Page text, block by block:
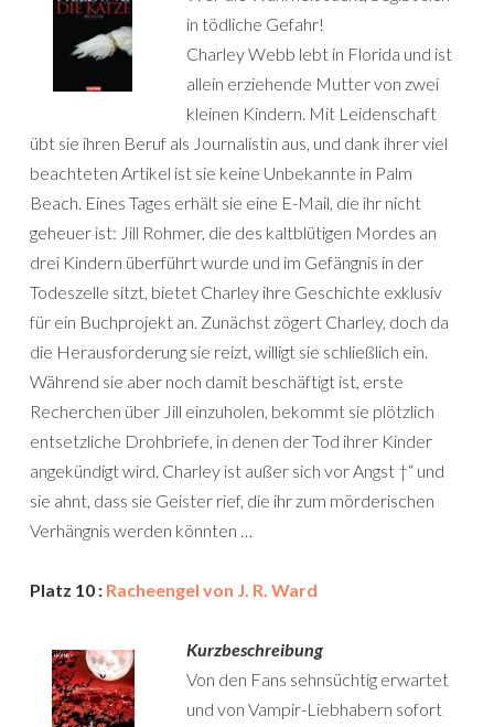
in tödliche Gefahr!
Charley Webb lebt in Florida und ist
allein erziehende Mutter von zwei
kleinen Kindern. Mit Leidenschaft
übt sie ihren Beruf als Journalistin aus, und dank ihrer viel
beachteten Artikel ist sie keine Unbekannte in Palm
Beach. Eines Tages erhält sie eine E-Mail, die ihr nicht
geheuer ist: Jill Rohmer, die des kaltblütigen Mordes an
drei Kindern überführt wurde und im Gefängnis in der
Todeszelle sitzt, bietet Charley ihre Geschichte exklusiv
für ein Buchprojekt an. Zunächst zögert Charley, doch da
die Herausforderung sie reizt, willigt sie schließlich ein.
Während sie aber noch damit beschäftigt ist, erste
Recherchen über Jill einzuholen, bekommt sie plötzlich
entsetzliche Drohbriefe, in denen der Tod ihrer Kinder
angekündigt wird. Charley ist außer sich vor Angst †“ und
sie ahnt, dass sie Geister rief, die ihr zum mörderischen
Verhängnis werden könnten …
Platz 10 : Racheengel von J. R. Ward
Kurzbeschreibung
Von den Fans sehnsüchtig erwartet
und von Vampir-Liebhabern sofort